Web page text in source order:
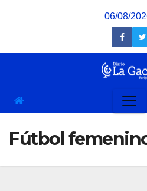
06/08/
Fútbol